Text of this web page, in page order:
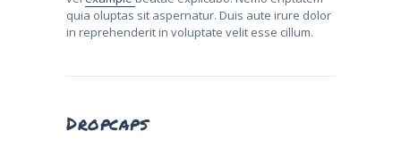
quia oluptas sit aspernatur. Duis aute irure dolor
in reprehenderit in voluptate velit esse cillum.
Dropcaps